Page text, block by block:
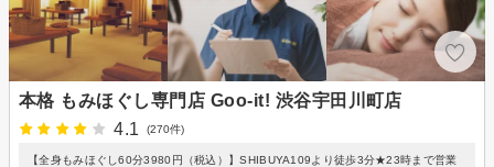
本格 もみほぐし専門店 Goo-it! 渋谷宇田川町店
4.1
(270件)
【全身もみほぐし60分3980円（税込）】SHIBUYA109より徒歩3分★23時まで営業